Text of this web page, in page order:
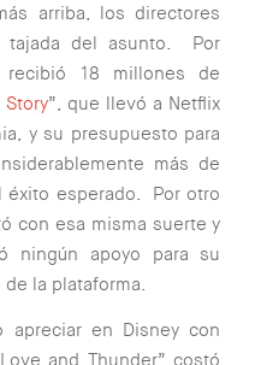
arriba, los directores
tajada del asunto. Por
recibió 18 millones de
Story”, que llevó a Netflix
y su presupuesto para
más de
éxito esperado. Por otro
con esa misma suerte y
ningún apoyo para su
la plataforma.
en Disney con
and Thunder” costó